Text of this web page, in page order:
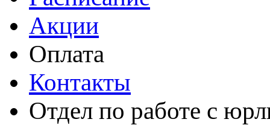
Акции
Оплата
Контакты
Отдел по работе с